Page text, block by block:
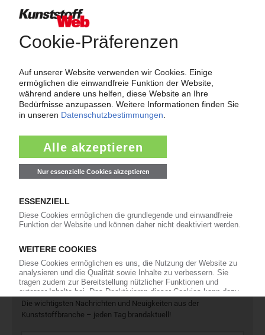
Force Majeure in der Kunststoffindustrie
Fragen und Antworten: Was Kunst­stoff­verarbeiter wissen müssen,
wenn der Lieferant nicht mehr liefert – Informationen zum
Jetzt lesen
Newsletter
Die wichtigsten Nachrichten und Neuigkeiten aus der
Kunststoffbranche – jeden Tag brandaktuell!